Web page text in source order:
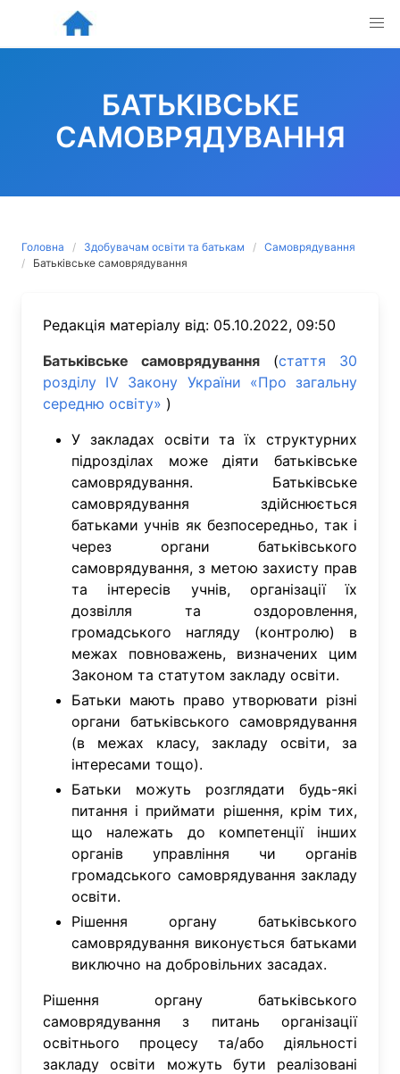
content
БАТЬКІВСЬКЕ
САМОВРЯДУВАННЯ
Головна Здобувачам освіти та батькам
Самоврядування
Батьківське самоврядування
Редакція матеріалу від: 05.10.2022, 09:50
Батьківське самоврядування (cтаття 30
розділу IV Закону України «Про загальну
середню освіту» )
У закладах освіти та їх структурних
підрозділах може діяти батьківське
самоврядування. Батьківське
самоврядування здійснюється
батьками учнів як безпосередньо, так і
через органи батьківського
самоврядування, з метою захисту прав
та інтересів учнів, організації їх
дозвілля та оздоровлення,
громадського нагляду (контролю) в
межах повноважень, визначених цим
Законом та статутом закладу освіти.
Батьки мають право утворювати різні
органи батьківського самоврядування
(в межах класу, закладу освіти, за
інтересами тощо).
Батьки можуть розглядати будь-які
питання і приймати рішення, крім тих,
що належать до компетенції інших
органів управління чи органів
громадського самоврядування закладу
освіти.
Рішення органу батьківського
самоврядування виконується батьками
виключно на добровільних засадах.
Рішення органу батьківського
самоврядування з питань організації
освітнього процесу та/або діяльності
закладу освіти можуть бути реалізовані